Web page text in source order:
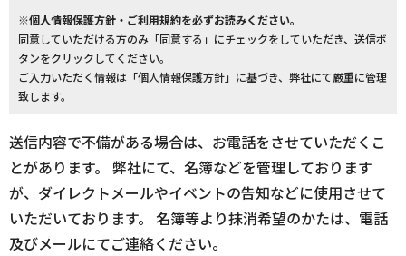
※個人情報保護方針・ご利用規約を必ずお読みください。
同意していただける方のみ「同意する」にチェックをしていただき、送信ボ
タンをクリックしてください。
ご入力いただく情報は「個人情報保護方針」に基づき、弊社にて厳重に管理
致します。
送信内容で不備がある場合は、お電話をさせていただくこ
とがあります。 弊社にて、名簿などを管理しております
が、ダイレクトメールやイベントの告知などに使用させて
いただいております。 名簿等より抹消希望のかたは、電話
及びメールにてご連絡ください。